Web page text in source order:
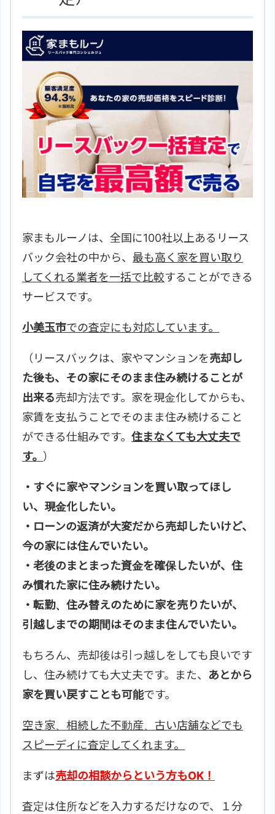
ホームページ
ら
家まもルーノは、全国に100社以上あるリース
バック会社の中から、 最も高く家を買い取り
してくれる業者を一括で比較することができる
サービスです。
小美玉市での査定にも対応しています。
（リースバックは、家やマンションを売却し
た後も、その家にそのまま住み続けることが
出来る売却方法です。家を現金化してからも、
家賃を支払うことでそのまま住み続けること
ができる仕組みです。 住まなくても大丈夫で
す。 ）
・すぐに家やマンションを買い取ってほし
い、現金化したい。
・ローンの返済が大変だから売却したいけど、
今の家には住んでいたい。
・老後のまとまった資金を確保したいが、住
み慣れた家に住み続けたい。
・転勤、住み替えのために家を売りたいが、
引越しまでの期間はそのまま住んでいたい。
もちろん、売却後は引っ越しをしても良いです
し、住み続けても大丈夫です。また、 あとから
家を買い戻すことも可能です。
空き家、相続した不動産、古い店舗などでも
スピーディに査定してくれます。
まずは売却の相談からという方もOK！
査定は住所などを入力するだけなので、１分